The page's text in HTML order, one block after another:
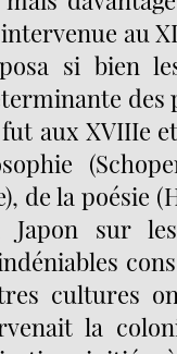
au
si bien
des
aux XVIIIe
de la poésie
sur
cultures
la